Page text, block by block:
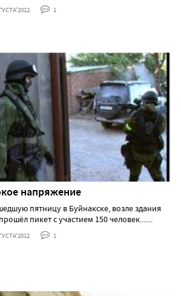
1
напряжение
пятницу в Буйнакске, возле здания
пикет с участием 150 человек.......
1